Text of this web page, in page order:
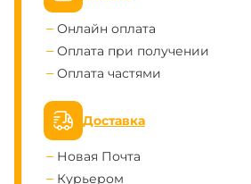
Онлайн оплата
Оплата при получении
Оплата частями
Доставка
Новая Почта
Курьером